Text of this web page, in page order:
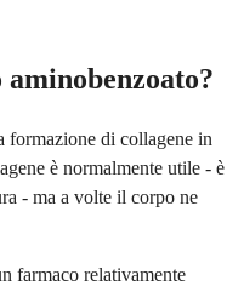
formazione di collagene in
è normalmente utile - è
- ma a volte il corpo ne
farmaco relativamente